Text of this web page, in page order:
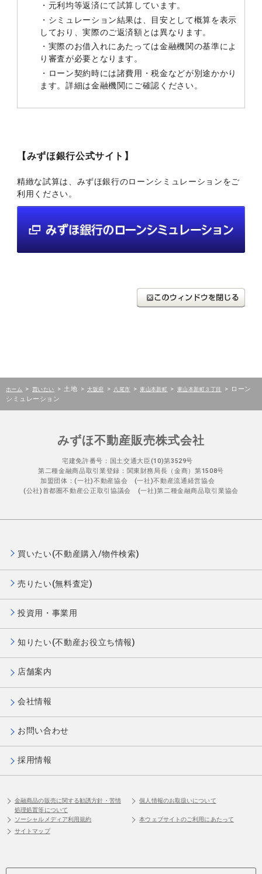
・元利均等返済にて試算しています。
・シミュレーション結果は、目安として概算を表示
しており、実際のご返済額とは異なります。
・実際のお借入れにあたっては金融機関の基準によ
り審査が必要となります。
・ローン契約時には諸費用・税金などが別途かかり
ます。詳細は金融機関にご確認ください。
【みずほ銀行公式サイト】
精緻な試算は、みずほ銀行のローンシミュレーションをご
利用ください。
ホーム > 買いたい > 土地 > 大阪府 > 八尾市 > 東山本新町 > 東山本新町３丁目 > ローン
シミュレーション
みずほ不動産販売株式会社
宅建免許番号：国土交通大臣(10)第3529号
第二種金融商品取引業登録：関東財務局長（金商）第1508号
加盟団体：(一社)不動産協会 (一社)不動産流通経営協会
(公社)首都圏不動産公正取引協議会 (一社)第二種金融商品取引業協会
買いたい(不動産購入/物件検索)
売りたい(無料査定)
投資用・事業用
知りたい(不動産お役立ち情報)
店舗案内
会社情報
お問い合わせ
採用情報
金融商品の販売に関する勧誘方針・苦情
処理処置等について
個人情報のお取扱いについて
ソーシャルメディア利用規約
本ウェブサイトのご利用にあたって
サイトマップ